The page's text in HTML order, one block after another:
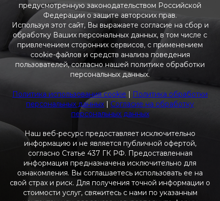
предусмотренную законодательством Российской
Федерации о защите авторских прав.
Используя этот сайт, Вы выражаете согласие на сбор и
обработку Ваших персональных данных, в том числе с
привлечением сторонних сервисов, с применением
cookie-файлов и средств анализа поведения
пользователей, согласно нашей политике обработки
персональных данных.
Политика использования cookie | Политика обработки
персональных данных | Согласие на обработку
персональных данных
Наш веб-ресурс предоставляет исключительно
информацию и не является публичной офертой,
согласно Статье 437 ГК РФ. Предоставленная
информация предназначена исключительно для
ознакомления. Вы соглашаетесь использовать ее на
свой страх и риск. Для получения точной информации о
стоимости услуг, свяжитесь с нами по указанным